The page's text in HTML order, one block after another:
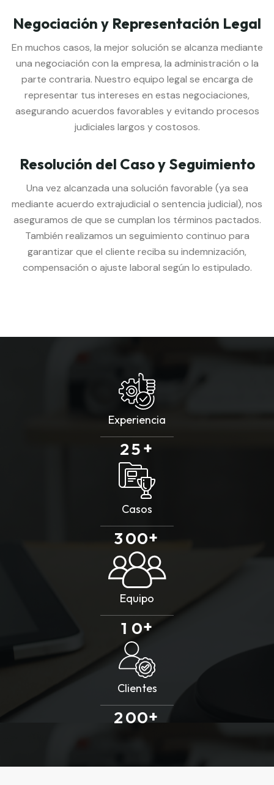
Negociación y Representación Legal
En muchos casos, la mejor solución se alcanza mediante
una negociación con la empresa, la administración o la
parte contraria. Nuestro equipo legal se encarga de
representar tus intereses en estas negociaciones,
asegurando acuerdos favorables y evitando procesos
judiciales largos y costosos.
Resolución del Caso y Seguimiento
Una vez alcanzada una solución favorable (ya sea
mediante acuerdo extrajudicial o sentencia judicial), nos
aseguramos de que se cumplan los términos pactados.
También realizamos un seguimiento continuo para
garantizar que el cliente reciba su indemnización,
compensación o ajuste laboral según lo estipulado.
Experiencia
25+
Casos
300+
Equipo
1 0+
Clientes
200+